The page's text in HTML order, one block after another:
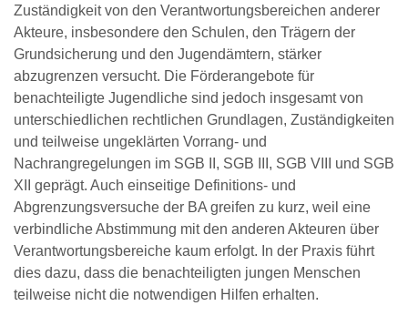
Zuständigkeit von den Verantwortungsbereichen anderer
Akteure, insbesondere den Schulen, den Trägern der
Grundsicherung und den Jugendämtern, stärker
abzugrenzen versucht. Die Förderangebote für
benachteiligte Jugendliche sind jedoch insgesamt von
unterschiedlichen rechtlichen Grundlagen, Zuständigkeiten
und teilweise ungeklärten Vorrang- und
Nachrangregelungen im SGB II, SGB III, SGB VIII und SGB
XII geprägt. Auch einseitige Definitions- und
Abgrenzungsversuche der BA greifen zu kurz, weil eine
verbindliche Abstimmung mit den anderen Akteuren über
Verantwortungsbereiche kaum erfolgt. In der Praxis führt
dies dazu, dass die benachteiligten jungen Menschen
teilweise nicht die notwendigen Hilfen erhalten.